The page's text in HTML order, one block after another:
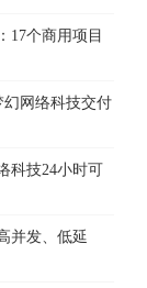
17个商用项目
网络科技交付
科技24小时可
并发、低延